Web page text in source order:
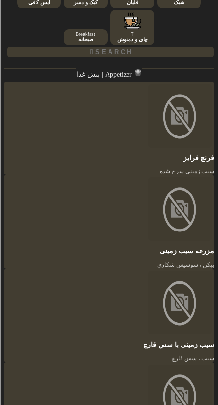
شیک قلیان کیک و دسر ایس کافی
T
چای و دمنوش
Breakfast
صبحانه
پیش غذا | Appetizer
فرنچ فرایز
سیب زمینی سرخ شده
مزرعه سیب زمینی
بیکن ، سوسیس شکاری
سیب زمینی با سس قارچ
سیب ، سس قارچ